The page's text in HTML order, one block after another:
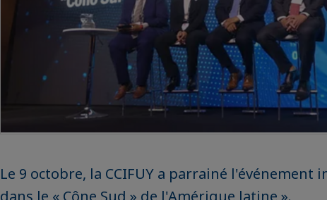
Le 9 octobre, la CCIFUY a parrainé l'événement
dans le « Cône Sud » de l'Amérique latine ».